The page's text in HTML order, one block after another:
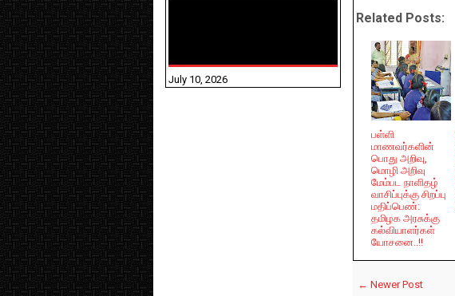
Related Posts:
பள்ளி
மாணவர்களின்
பொது அறிவு,
மொழி அறிவு
மேம்பட நாளிதழ்
வாசிப்புக்கு சிறப்பு
மதிப்பெண்:
தமிழக அரசுக்கு
கல்வியாளர்கள்
யோசனை..!!
← Newer Post
July 10, 2026